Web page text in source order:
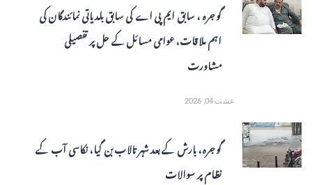
گوجرہ ، سابق ایم پی اے کی سابق بلدیاتی نمائندگان کی
اہم ملاقات، عوامی مسائل کے حل پر تفصیلی
مشاورت
غشت 04, 2026
گوجرہ، بارش کے بعد شہر تالاب بن گیا، نکاسی آب کے
نظام پر سوالات